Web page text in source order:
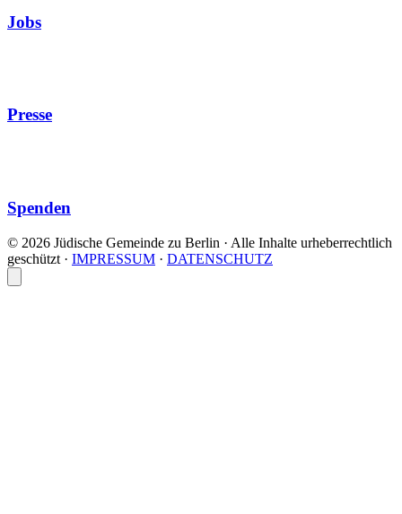
Jobs
Presse
Spenden
© 2026 Jüdische Gemeinde zu Berlin · Alle Inhalte urheberrechtlich
geschützt · IMPRESSUM · DATENSCHUTZ